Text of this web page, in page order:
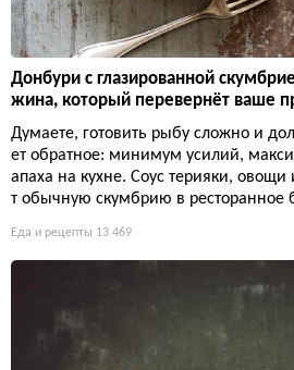
Донбури с глазированной
жина, который перевернёт ваше
Думаете, готовить рыбу сложно и
ет обратное: минимум усилий,
апаха на кухне. Соус терияки,
т обычную скумбрию в ресторанное
Еда и рецепты 13 469